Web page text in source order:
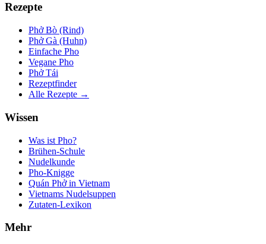
Rezepte
Phở Bò (Rind)
Phở Gà (Huhn)
Einfache Pho
Vegane Pho
Phở Tái
Rezeptfinder
Alle Rezepte →
Wissen
Was ist Pho?
Brühen-Schule
Nudelkunde
Pho-Knigge
Quán Phở in Vietnam
Vietnams Nudelsuppen
Zutaten-Lexikon
Mehr